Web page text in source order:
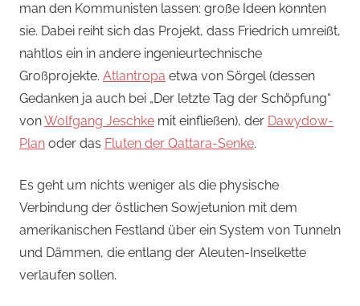
man den Kommunisten lassen: große Ideen konnten
sie. Dabei reiht sich das Projekt, dass Friedrich umreißt,
nahtlos ein in andere ingenieurtechnische
Großprojekte. Atlantropa etwa von Sörgel (dessen
Gedanken ja auch bei „Der letzte Tag der Schöpfung“
vonWolfgang Jeschke mit einfließen), der Dawydow-
Plan oder das Fluten der Qattara-Senke.
Es geht um nichts weniger als die physische
Verbindung der östlichen Sowjetunion mit dem
amerikanischen Festland über ein System von Tunneln
und Dämmen, die entlang der Aleuten-Inselkette
verlaufen sollen.